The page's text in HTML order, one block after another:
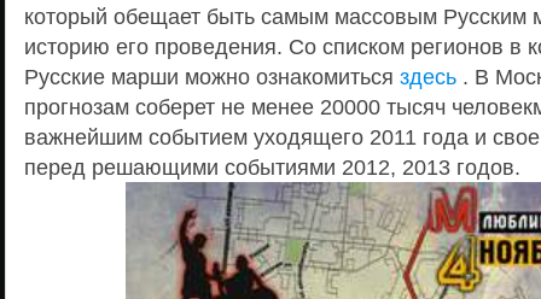
который обещает быть самым массовым Русским
историю его проведения. Со списком регионов в
Русские марши можно ознакомиться здесь . В
прогнозам соберет не менее 20000 тысяч
важнейшим событием уходящего 2011 года и
перед решающими событиями 2012, 2013 годов.